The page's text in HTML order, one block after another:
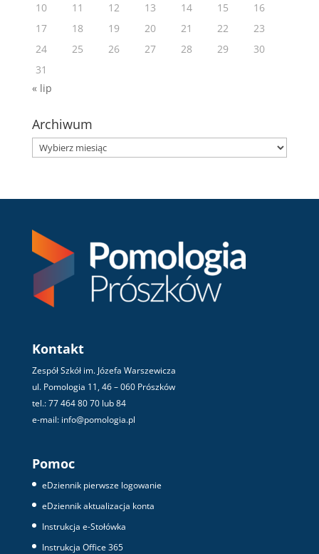
10
11 12 13 14 15
16
17
18 19 20 21 22
23
24
25 26 27 28 29
30
31
« lip
Archiwum
Archiwum
Kontakt
Zespół Szkół im. Józefa Warszewicza
ul. Pomologia 11, 46 – 060 Prószków
tel.: 77 464 80 70 lub 84
e-mail: info@pomologia.pl
Pomoc
eDziennik pierwsze logowanie
eDziennik aktualizacja konta
Instrukcja e-Stołówka
Instrukcja Office 365